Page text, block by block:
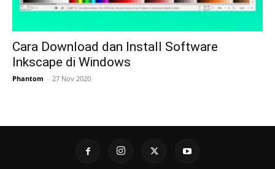
Cara Download dan Install Software
Inkscape di Windows
Phantom - 27 Nov 2020